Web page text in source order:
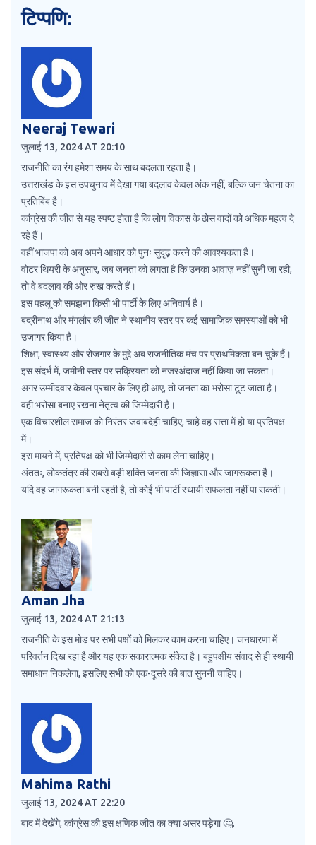
टिप्पणि:
Neeraj Tewari
जुलाई 13, 2024 AT 20:10
राजनीति का रंग हमेशा समय के साथ बदलता रहता है।
उत्तराखंड के इस उपचुनाव में देखा गया बदलाव केवल अंक नहीं, बल्कि जन चेतना का
प्रतिबिंब है।
कांग्रेस की जीत से यह स्पष्ट होता है कि लोग विकास के ठोस वादों को अधिक महत्व दे
रहे हैं।
वहीं भाजपा को अब अपने आधार को पुनः सुदृढ़ करने की आवश्यकता है।
वोटर थियरी के अनुसार, जब जनता को लगता है कि उनका आवाज़ नहीं सुनी जा रही,
तो वे बदलाव की ओर रुख करते हैं।
इस पहलू को समझना किसी भी पार्टी के लिए अनिवार्य है।
बद्रीनाथ और मंगलौर की जीत ने स्थानीय स्तर पर कई सामाजिक समस्याओं को भी
उजागर किया है।
शिक्षा, स्वास्थ्य और रोजगार के मुद्दे अब राजनीतिक मंच पर प्राथमिकता बन चुके हैं।
इस संदर्भ में, जमीनी स्तर पर सक्रियता को नजरअंदाज नहीं किया जा सकता।
अगर उम्मीदवार केवल प्रचार के लिए ही आए, तो जनता का भरोसा टूट जाता है।
वही भरोसा बनाए रखना नेतृत्व की जिम्मेदारी है।
एक विचारशील समाज को निरंतर जवाबदेही चाहिए, चाहे वह सत्ता में हो या प्रतिपक्ष
में।
इस मायने में, प्रतिपक्ष को भी जिम्मेदारी से काम लेना चाहिए।
अंततः, लोकतंत्र की सबसे बड़ी शक्ति जनता की जिज्ञासा और जागरूकता है।
यदि वह जागरूकता बनी रहती है, तो कोई भी पार्टी स्थायी सफलता नहीं पा सकती।
Aman Jha
जुलाई 13, 2024 AT 21:13
राजनीति के इस मोड़ पर सभी पक्षों को मिलकर काम करना चाहिए। जनधारणा में
परिवर्तन दिख रहा है और यह एक सकारात्मक संकेत है। बहुपक्षीय संवाद से ही स्थायी
समाधान निकलेगा, इसलिए सभी को एक-दूसरे की बात सुननी चाहिए।
Mahima Rathi
जुलाई 13, 2024 AT 22:20
बाद में देखेंगे, कांग्रेस की इस क्षणिक जीत का क्या असर पड़ेगा 🤔.